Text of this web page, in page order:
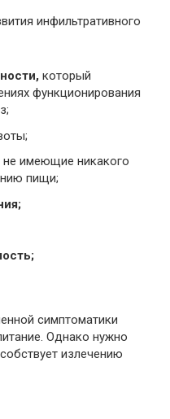
инфильтративного
который
функционирования
не имеющие никакого
пищи;
симптоматики
Однако нужно
излечению